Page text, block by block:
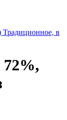
в
72%,